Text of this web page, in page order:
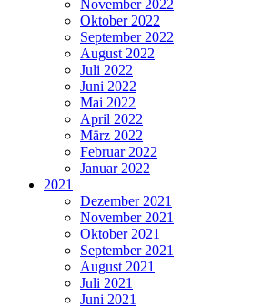
November 2022
Oktober 2022
September 2022
August 2022
Juli 2022
Juni 2022
Mai 2022
April 2022
März 2022
Februar 2022
Januar 2022
2021
Dezember 2021
November 2021
Oktober 2021
September 2021
August 2021
Juli 2021
Juni 2021